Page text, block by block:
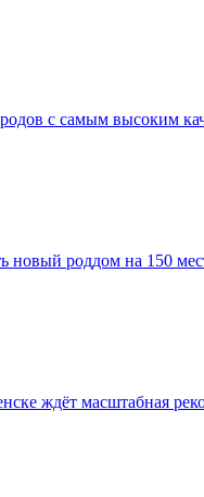
с самым высоким
новый роддом на 150
ждёт масштабная